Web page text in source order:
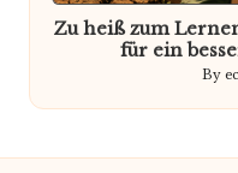
Zu heiß zum
für ein
Posted
by
By ec